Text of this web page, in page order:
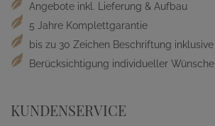
Angebote inkl. Lieferung & Aufbau
5 Jahre Komplettgarantie
bis zu 30 Zeichen Beschriftung inklusive
Berücksichtigung individueller Wünsche
KUNDENSERVICE